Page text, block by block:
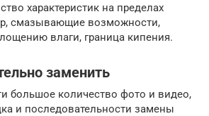
характеристик на пределах
смазывающие возможности,
влаги, граница кипения.
заменить
большое количество фото и видео,
и последовательности замены